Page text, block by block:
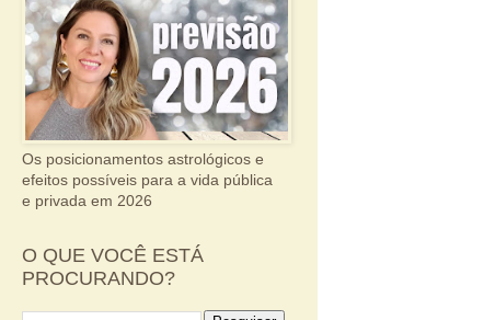
Os posicionamentos astrológicos e
efeitos possíveis para a vida pública
e privada em 2026
O QUE VOCÊ ESTÁ
PROCURANDO?